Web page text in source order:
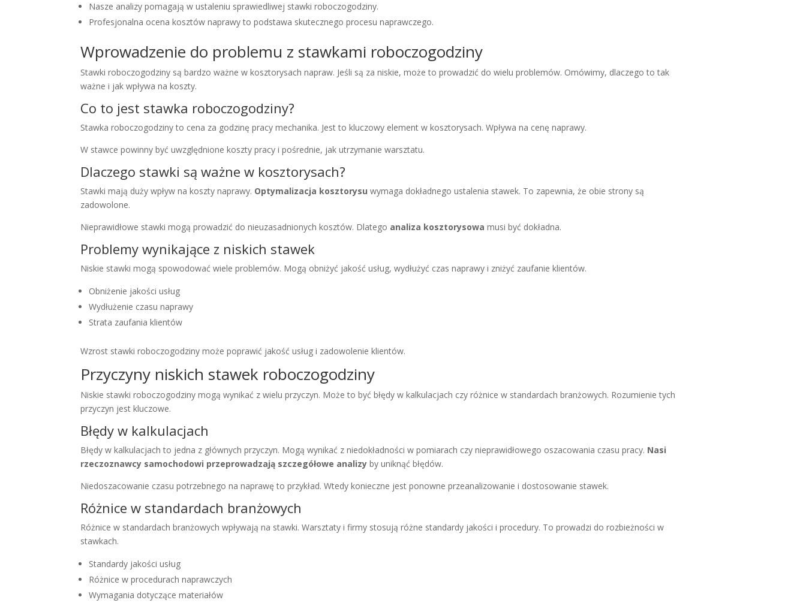
Nasze analizy pomagają w ustaleniu sprawiedliwej stawki roboczogodziny.
Profesjonalna ocena kosztów naprawy to podstawa skutecznego procesu naprawczego.
Wprowadzenie do problemu z stawkami roboczogodziny
Stawki roboczogodziny są bardzo ważne w kosztorysach napraw. Jeśli są za niskie, może to prowadzić do wielu problemów. Omówimy, dlaczego to tak
ważne i jak wpływa na koszty.
Co to jest stawka roboczogodziny?
Stawka roboczogodziny to cena za godzinę pracy mechanika. Jest to kluczowy element w kosztorysach. Wpływa na cenę naprawy.
W stawce powinny być uwzględnione koszty pracy i pośrednie, jak utrzymanie warsztatu.
Dlaczego stawki są ważne w kosztorysach?
Stawki mają duży wpływ na koszty naprawy. Optymalizacja kosztorysu wymaga dokładnego ustalenia stawek. To zapewnia, że obie strony są
zadowolone.
Nieprawidłowe stawki mogą prowadzić do nieuzasadnionych kosztów. Dlatego analiza kosztorysowa musi być dokładna.
Problemy wynikające z niskich stawek
Niskie stawki mogą spowodować wiele problemów. Mogą obniżyć jakość usług, wydłużyć czas naprawy i zniżyć zaufanie klientów.
Obniżenie jakości usług
Wydłużenie czasu naprawy
Strata zaufania klientów
Wzrost stawki roboczogodziny może poprawić jakość usług i zadowolenie klientów.
Przyczyny niskich stawek roboczogodziny
Niskie stawki roboczogodziny mogą wynikać z wielu przyczyn. Może to być błędy w kalkulacjach czy różnice w standardach branżowych. Rozumienie tych
przyczyn jest kluczowe.
Błędy w kalkulacjach
Błędy w kalkulacjach to jedna z głównych przyczyn. Mogą wynikać z niedokładności w pomiarach czy nieprawidłowego oszacowania czasu pracy. Nasi
rzeczoznawcy samochodowi przeprowadzają szczegółowe analizy by uniknąć błędów.
Niedoszacowanie czasu potrzebnego na naprawę to przykład. Wtedy konieczne jest ponowne przeanalizowanie i dostosowanie stawek.
Różnice w standardach branżowych
Różnice w standardach branżowych wpływają na stawki. Warsztaty i firmy stosują różne standardy jakości i procedury. To prowadzi do rozbieżności w
stawkach.
Standardy jakości usług
Różnice w procedurach naprawczych
Wymagania dotyczące materiałów